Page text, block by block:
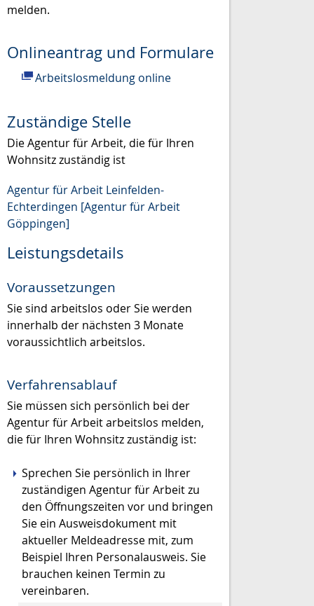
melden.
Onlineantrag und Formulare
Arbeitslosmeldung online
Zuständige Stelle
Die Agentur für Arbeit, die für Ihren
Wohnsitz zuständig ist
Agentur für Arbeit Leinfelden-
Echterdingen [Agentur für Arbeit
Göppingen]
Leistungsdetails
Voraussetzungen
Sie sind arbeitslos oder Sie werden
innerhalb der nächsten 3 Monate
voraussichtlich arbeitslos.
Verfahrensablauf
Sie müssen sich persönlich bei der
Agentur für Arbeit arbeitslos melden,
die für Ihren Wohnsitz zuständig ist:
Sprechen Sie persönlich in Ihrer
zuständigen Agentur für Arbeit zu
den Öffnungszeiten vor und bringen
Sie ein Ausweisdokument mit
aktueller Meldeadresse mit, zum
Beispiel Ihren Personalausweis. Sie
brauchen keinen Termin zu
vereinbaren.